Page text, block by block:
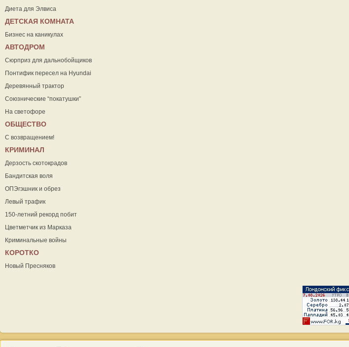
Диета для Элвиса
ДЕТСКАЯ КОМНАТА
Бизнес на каникулах
АВТОДРОМ
Сюрприз для дальнобойщиков
Понтифик пересел на Hyundai
Деревянный трактор
Союзнические “покатушки”
На светофоре
ОБЩЕСТВО
С возвращением!
КРИМИНАЛ
Дерзость скотокрадов
Бандитская воля
ОПЭгэшник и обрез
Левый трафик
150-летний рекорд побит
Цветметчик из Марказа
Криминальные войны
КОРОТКО
Новый Пресняков